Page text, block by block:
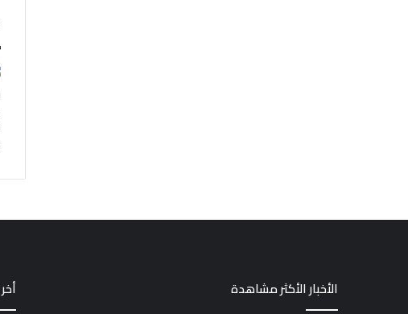
الأخبار الأكثر مشاهدة